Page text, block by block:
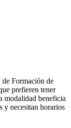
de Formación de
prefieren tener
modalidad beneficia
y necesitan horarios